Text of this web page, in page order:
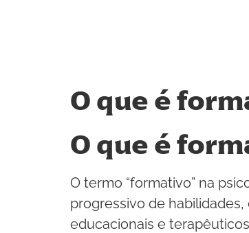
O que é
O que é
O termo “formativo” na
progressivo de
educacionais e